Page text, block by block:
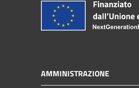
AMMINISTRAZIONE